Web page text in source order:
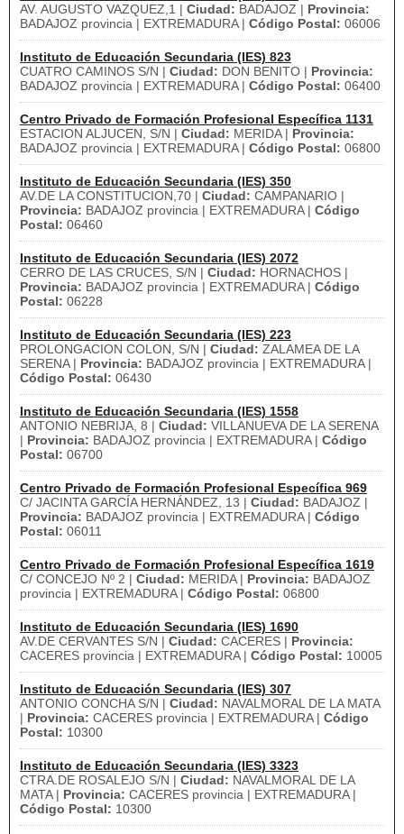
AV. AUGUSTO VAZQUEZ,1 | Ciudad: BADAJOZ | Provincia:
BADAJOZ provincia | EXTREMADURA | Código Postal: 06006
Instituto de Educación Secundaria (IES) 823
CUATRO CAMINOS S/N | Ciudad: DON BENITO | Provincia:
BADAJOZ provincia | EXTREMADURA | Código Postal: 06400
Centro Privado de Formación Profesional Específica 1131
ESTACION ALJUCEN, S/N | Ciudad: MERIDA | Provincia:
BADAJOZ provincia | EXTREMADURA | Código Postal: 06800
Instituto de Educación Secundaria (IES) 350
AV.DE LA CONSTITUCION,70 | Ciudad: CAMPANARIO |
Provincia: BADAJOZ provincia | EXTREMADURA | Código
Postal: 06460
Instituto de Educación Secundaria (IES) 2072
CERRO DE LAS CRUCES, S/N | Ciudad: HORNACHOS |
Provincia: BADAJOZ provincia | EXTREMADURA | Código
Postal: 06228
Instituto de Educación Secundaria (IES) 223
PROLONGACION COLON, S/N | Ciudad: ZALAMEA DE LA
SERENA | Provincia: BADAJOZ provincia | EXTREMADURA |
Código Postal: 06430
Instituto de Educación Secundaria (IES) 1558
ANTONIO NEBRIJA, 8 | Ciudad: VILLANUEVA DE LA SERENA
| Provincia: BADAJOZ provincia | EXTREMADURA | Código
Postal: 06700
Centro Privado de Formación Profesional Específica 969
C/ JACINTA GARCÍA HERNÁNDEZ, 13 | Ciudad: BADAJOZ |
Provincia: BADAJOZ provincia | EXTREMADURA | Código
Postal: 06011
Centro Privado de Formación Profesional Específica 1619
C/ CONCEJO Nº 2 | Ciudad: MERIDA | Provincia: BADAJOZ
provincia | EXTREMADURA | Código Postal: 06800
Instituto de Educación Secundaria (IES) 1690
AV.DE CERVANTES S/N | Ciudad: CACERES | Provincia:
CACERES provincia | EXTREMADURA | Código Postal: 10005
Instituto de Educación Secundaria (IES) 307
ANTONIO CONCHA S/N | Ciudad: NAVALMORAL DE LA MATA
| Provincia: CACERES provincia | EXTREMADURA | Código
Postal: 10300
Instituto de Educación Secundaria (IES) 3323
CTRA.DE ROSALEJO S/N | Ciudad: NAVALMORAL DE LA
MATA | Provincia: CACERES provincia | EXTREMADURA |
Código Postal: 10300